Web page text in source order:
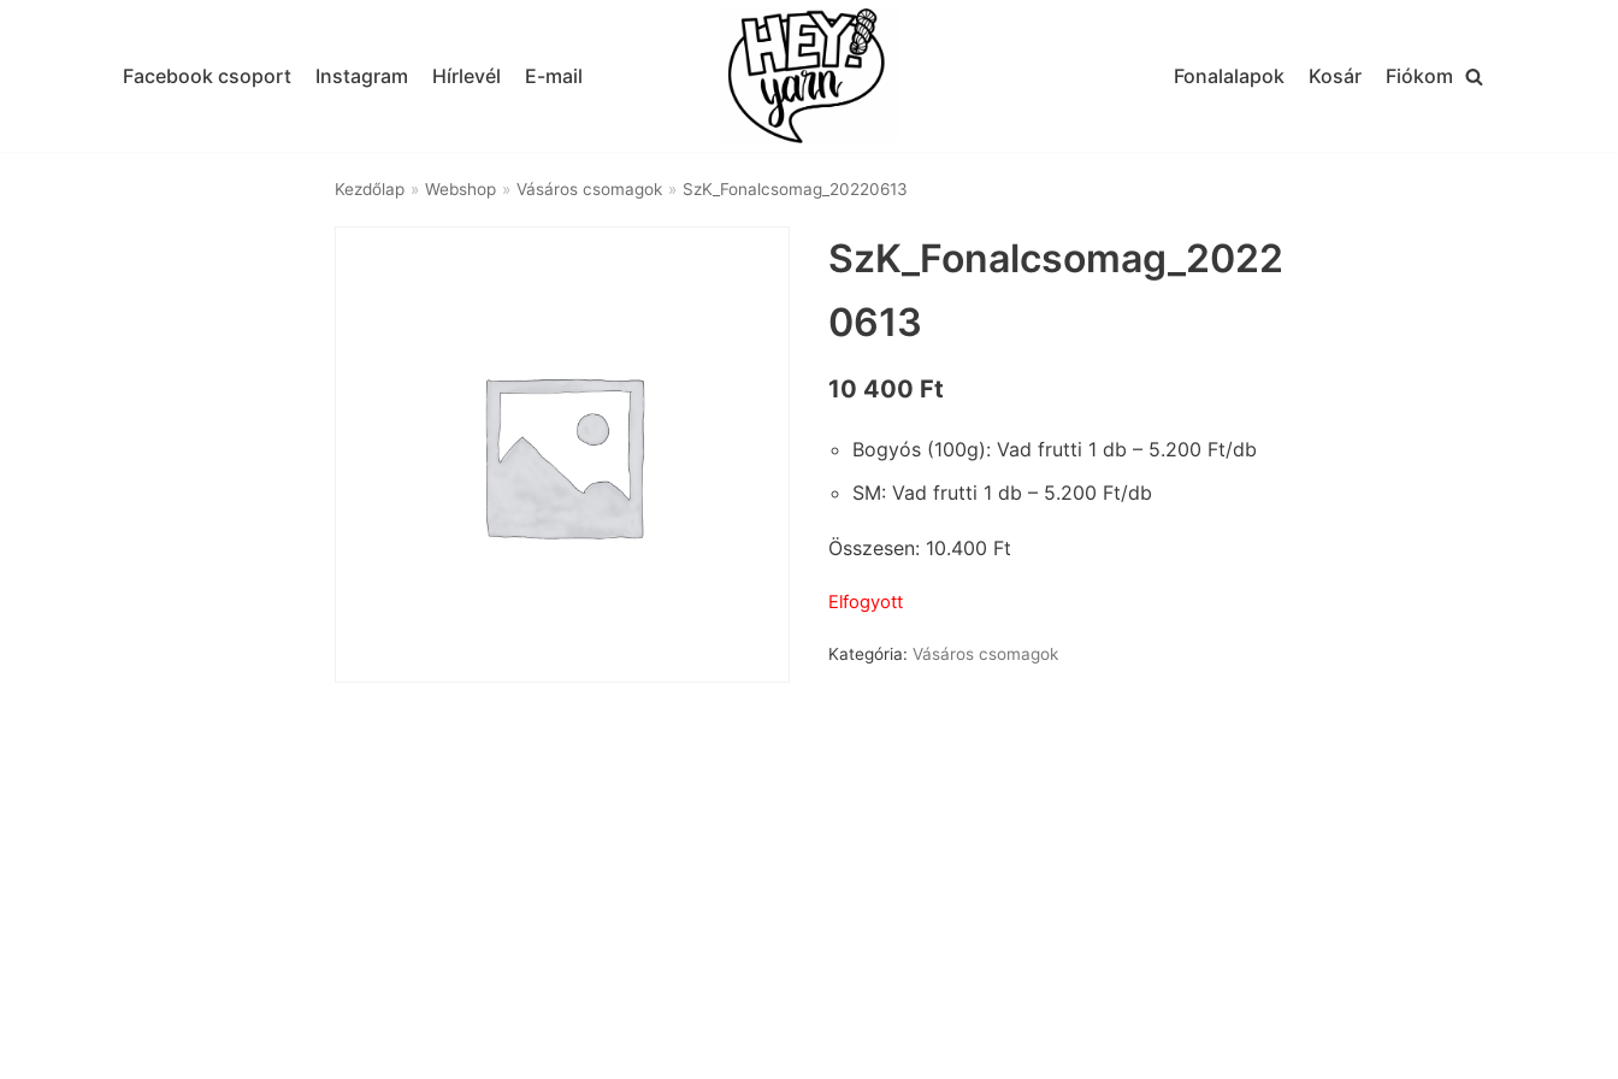
Facebook csoport Instagram Hírlevél E-mail Fonalalapok Kosár Fiókom
Kezdőlap » Webshop » Vásáros csomagok » SzK_Fonalcsomag_20220613
SzK_Fonalcsomag_2022
0613
10 400 Ft
Bogyós (100g): Vad frutti 1 db – 5.200 Ft/db
SM: Vad frutti 1 db – 5.200 Ft/db
Összesen: 10.400 Ft
Elfogyott
Kategória: Vásáros csomagok